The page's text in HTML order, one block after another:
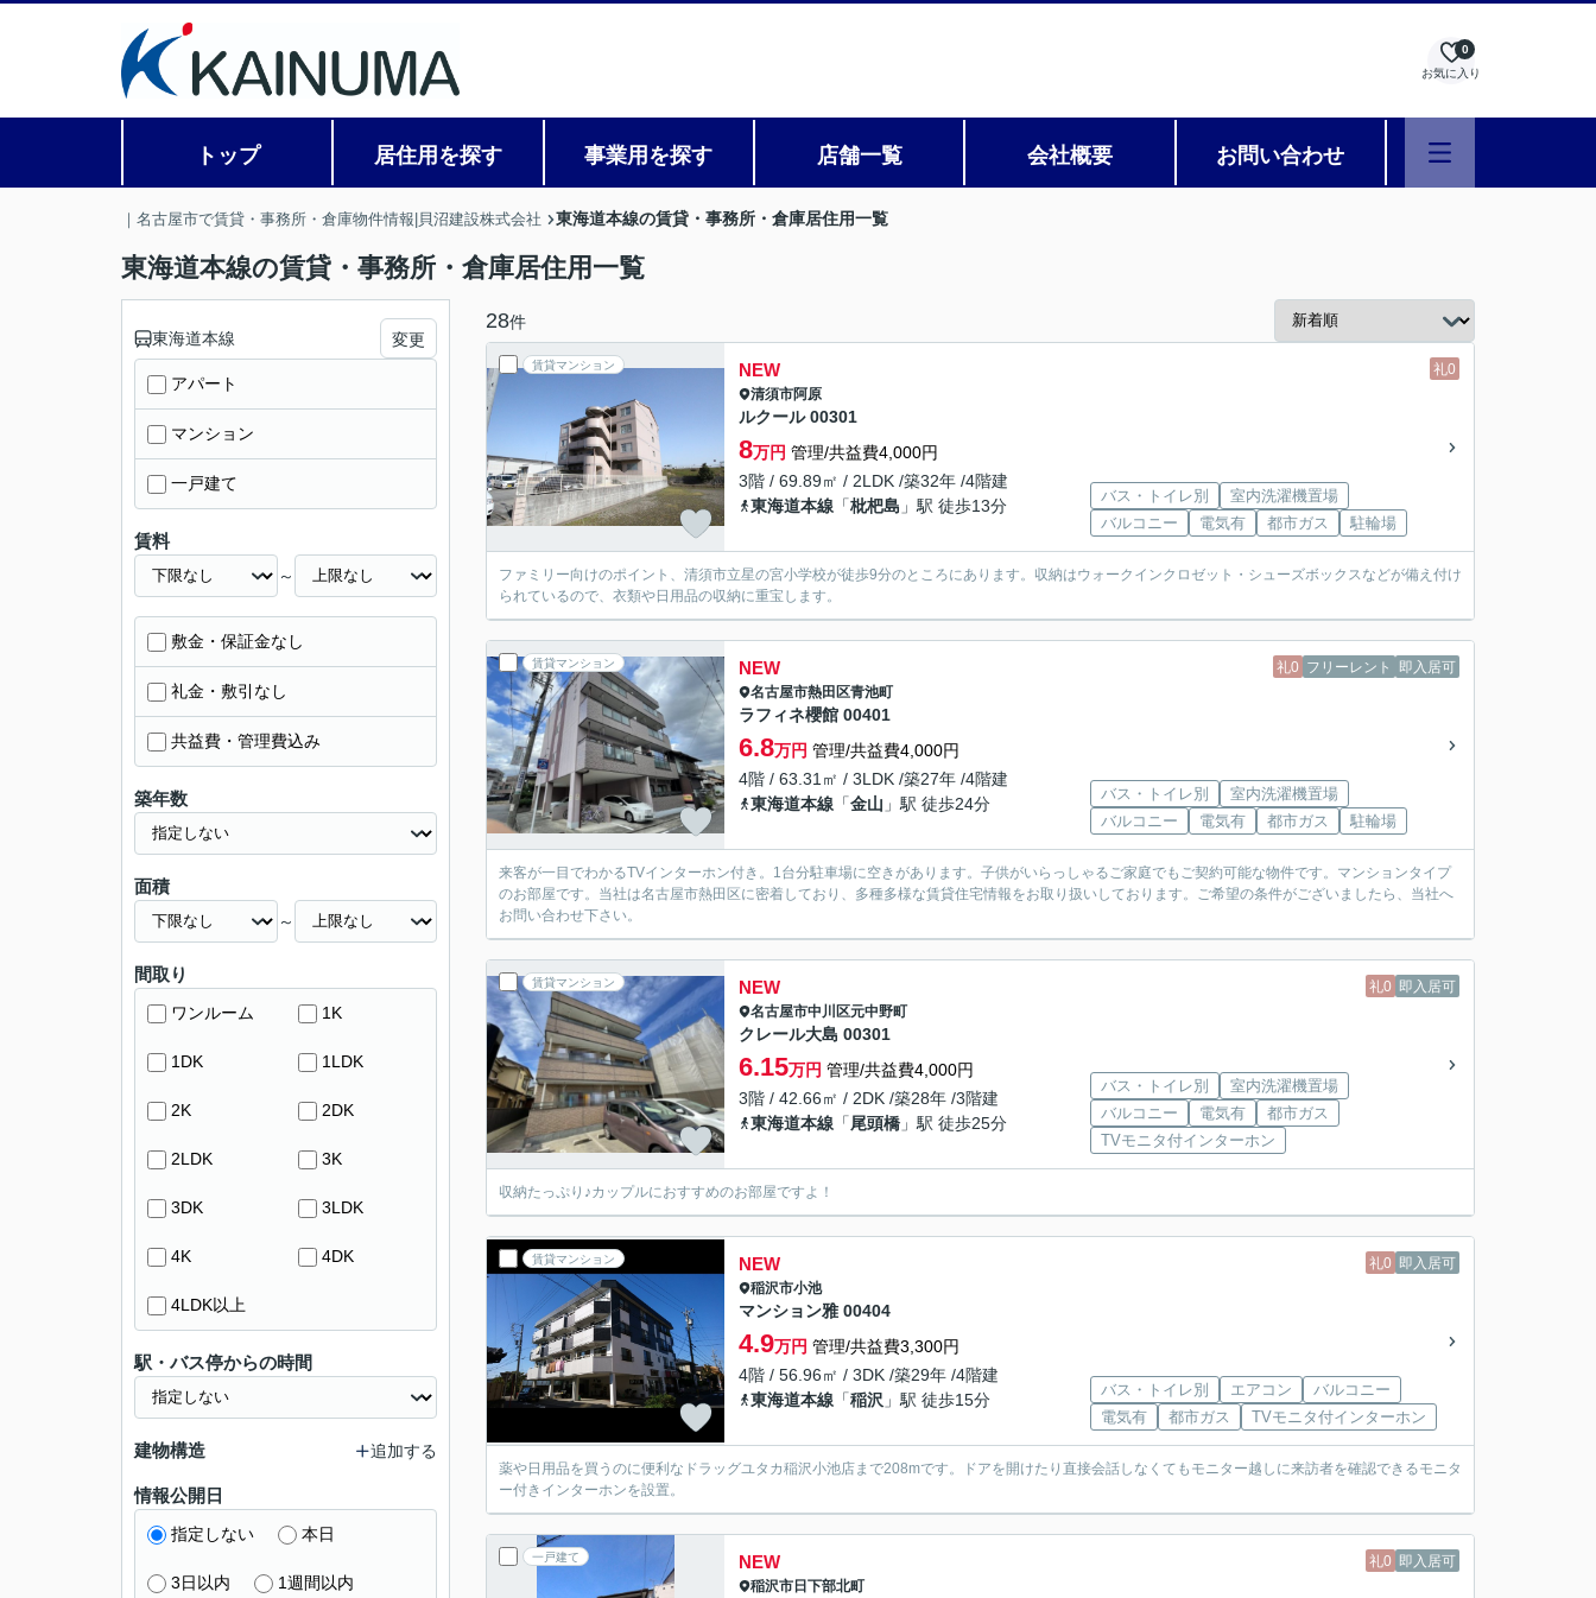
お気に入り
0
トップ 居住用を探す 事業用を探す 店舗一覧 会社概要 お問い合わせ
｜名古屋市で賃貸・事務所・倉庫物件情報|貝沼建設株式会社 東海道本線の賃貸・事務所・倉庫居住用一覧
東海道本線の賃貸・事務所・倉庫居住用一覧
28件
賃貸マンション 礼0
NEW
清須市阿原
ルクール 00301
8万円 管理/共益費4,000円
3階 / 69.89㎡ / 2LDK /築32年 /4階建
東海道本線 「枇杷島 」駅 徒歩13分
バス・トイレ別
室内洗濯機置場
バルコニー
電気有 都市ガス 駐輪場
ファミリー向けのポイント、清須市立星の宮小学校が徒歩9分のところにあります。収納はウォークインクロゼット・シューズボックスなどが備え付け
られているので、衣類や日用品の収納に重宝します。
賃貸マンション 礼0 フリーレント 即入居可
NEW
名古屋市熱田区青池町
ラフィネ櫻館 00401
6.8万円 管理/共益費4,000円
4階 / 63.31㎡ / 3LDK /築27年 /4階建
東海道本線 「金山 」駅 徒歩24分
バス・トイレ別
室内洗濯機置場
バルコニー
電気有 都市ガス 駐輪場
来客が一目でわかるTVインターホン付き。1台分駐車場に空きがあります。子供がいらっしゃるご家庭でもご契約可能な物件です。マンションタイプ
のお部屋です。当社は名古屋市熱田区に密着しており、多種多様な賃貸住宅情報をお取り扱いしております。ご希望の条件がございましたら、当社へ
お問い合わせ下さい。
賃貸マンション 礼0 即入居可
NEW
名古屋市中川区元中野町
クレール大島 00301
6.15万円 管理/共益費4,000円
3階 / 42.66㎡ / 2DK /築28年 /3階建
東海道本線 「尾頭橋 」駅 徒歩25分
バス・トイレ別
室内洗濯機置場
バルコニー
電気有
都市ガス
TVモニタ付インターホン
収納たっぷり♪カップルにおすすめのお部屋ですよ！
賃貸マンション 礼0 即入居可
NEW
稲沢市小池
マンション雅 00404
4.9万円 管理/共益費3,300円
4階 / 56.96㎡ / 3DK /築29年 /4階建
東海道本線 「稲沢 」駅 徒歩15分
バス・トイレ別 エアコン
バルコニー
電気有
都市ガス TVモニタ付インターホン
薬や日用品を買うのに便利なドラッグユタカ稲沢小池店まで208mです。ドアを開けたり直接会話しなくてもモニター越しに来訪者を確認できるモニタ
ー付きインターホンを設置。
一戸建て 礼0 即入居可
NEW
稲沢市 日下部北町
東海道本線 変更
アパート
マンション
一戸建て
賃料
～
敷金・保証金なし
礼金・敷引なし
共益費・管理費込み
築年数
面積
～
間取り
ワンルーム 1K
1DK 1LDK
2K 2DK
2LDK 3K
3DK 3LDK
4K 4DK
4LDK以上
駅・バス停からの時間
建物構造 追加する
情報公開日
指定しない 本日
3日以内 1週間以内